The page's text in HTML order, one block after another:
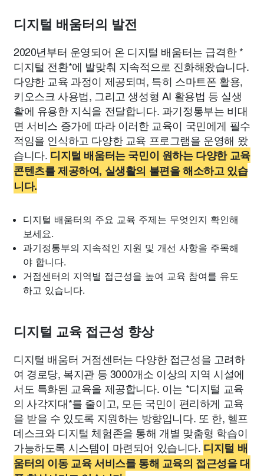
디지털 배움터의 발전
2020년부터 운영되어 온 디지털 배움터는 급격한 *
디지털 전환*에 발맞춰 지속적으로 진화해왔습니다.
다양한 교육 과정이 제공되며, 특히 스마트폰 활용,
키오스크 사용법, 그리고 생성형 AI 활용법 등 실생
활에 유용한 지식을 전달합니다. 과기정통부는 비대
면 서비스 증가에 따라 이러한 교육이 국민에게 필수
적임을 인식하고 다양한 교육 프로그램을 운영해 왔
습니다. 디지털 배움터는 국민이 원하는 다양한 교육
콘텐츠를 제공하여, 실생활의 불편을 해소하고 있습
니다.
디지털 배움터의 주요 교육 주제는 무엇인지 확인해
보세요.
과기정통부의 지속적인 지원 및 개선 사항을 주목해
야 합니다.
거점센터의 지역별 접근성을 높여 교육 참여를 유도
하고 있습니다.
디지털 교육 접근성 향상
디지털 배움터 거점센터는 다양한 접근성을 고려하
여 경로당, 복지관 등 3000개소 이상의 지역 시설에
서도 특화된 교육을 제공합니다. 이는 *디지털 교육
의 사각지대*를 줄이고, 모든 국민이 편리하게 교육
을 받을 수 있도록 지원하는 방향입니다. 또 한, 헬프
데스크와 디지털 체험존을 통해 개별 맞춤형 학습이
가능하도록 시스템이 마련되어 있습니다. 디지털 배
움터의 이동 교육 서비스를 통해 교육의 접근성을 대